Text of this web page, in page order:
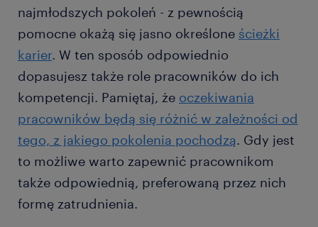
najmłodszych pokoleń - z pewnością
pomocne okażą się jasno określone ścieżki
karier. W ten sposób odpowiednio
dopasujesz także role pracowników do ich
kompetencji. Pamiętaj, że oczekiwania
pracowników będą się różnić w zależności od
tego, z jakiego pokolenia pochodzą. Gdy jest
to możliwe warto zapewnić pracownikom
także odpowiednią, preferowaną przez nich
formę zatrudnienia.